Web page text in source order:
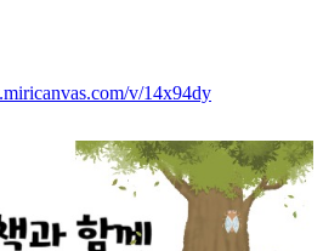
v/14x94dy